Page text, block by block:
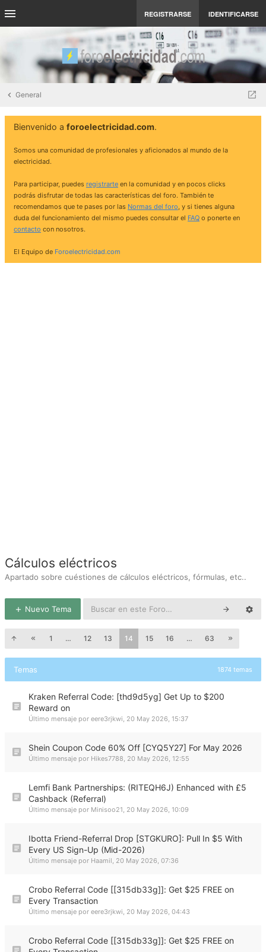
REGISTRARSE IDENTIFICARSE
General
Bienvenido a foroelectricidad.com.
Somos una comunidad de profesionales y aficionados al mundo de la
electricidad.
Para participar, puedes registrarte en la comunidad y en pocos clicks
podrás disfrutar de todas las características del foro. También te
recomendamos que te pases por las Normas del foro, y si tienes alguna
duda del funcionamiento del mismo puedes consultar el FAQ o ponerte en
contacto con nosotros.
El Equipo de Foroelectricidad.com
Cálculos eléctricos
Apartado sobre cuéstiones de cálculos eléctricos, fórmulas, etc..
Nuevo Tema
1 … 12 13 14 15 16 … 63
Temas 1874 temas
Kraken Referral Code: [thd9d5yg] Get Up to $200
Reward on
Último mensaje por eere3rjkwi, 20 May 2026, 15:37
Shein Coupon Code 60% Off [CYQ5Y27] For May 2026
Último mensaje por Hikes7788, 20 May 2026, 12:55
Lemfi Bank Partnerships: (RITEQH6J) Enhanced with £5
Cashback (Referral)
Último mensaje por Minisoo21, 20 May 2026, 10:09
Ibotta Friend-Referral Drop [STGKURO]: Pull In $5 With
Every US Sign-Up (Mid-2026)
Último mensaje por Haamil, 20 May 2026, 07:36
Crobo Referral Code [[315db33g]]: Get $25 FREE on
Every Transaction
Último mensaje por eere3rjkwi, 20 May 2026, 04:43
Crobo Referral Code [[315db33g]]: Get $25 FREE on